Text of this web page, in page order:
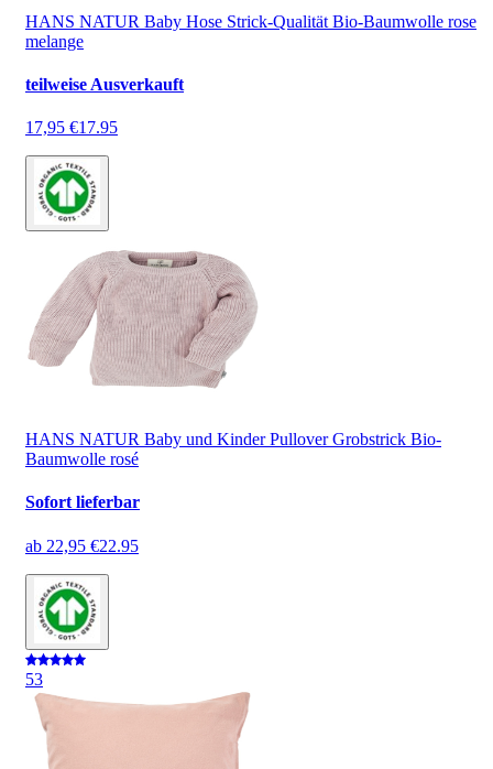
HANS NATUR Baby Hose Strick-Qualität Bio-Baumwolle rose
melange
teilweise Ausverkauft
17,95 €17.95
HANS NATUR Baby und Kinder Pullover Grobstrick Bio-
Baumwolle rosé
Sofort lieferbar
ab 22,95 €22.95
53